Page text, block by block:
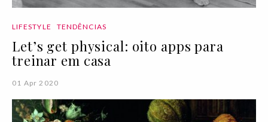
LIFESTYLE TENDÊNCIAS
Let’s get physical: oito apps para
treinar em casa
01 Apr 2020